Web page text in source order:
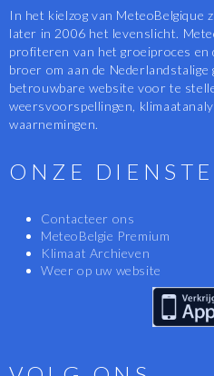
In het kielzog van MeteoBelgique
later in 2006 het levenslicht.
profiteren van het groeiproces en
broer om aan de Nederlandstalige
betrouwbare website voor te
weersvoorspellingen,
waarnemingen.
ONZE
Contacteer ons
MeteoBelgie Premium
Klimaat Archieven
Weer op uw website